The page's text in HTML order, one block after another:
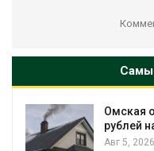
Омская
рублей
Авг 5, 2026